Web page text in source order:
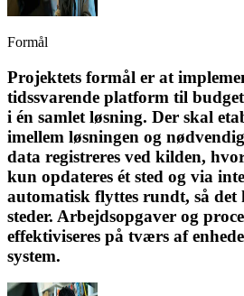
Formål
Projektets formål er at
tidssvarende platform til
i én samlet løsning. Der skal
imellem løsningen og
data registreres ved kilden,
kun opdateres ét sted og via
automatisk flyttes rundt, så det
steder. Arbejdsopgaver og
effektiviseres på tværs af
system.